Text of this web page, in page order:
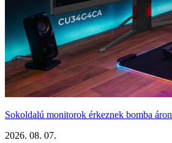
Sokoldalú monitorok érkeznek bomba áron
2026. 08. 07.